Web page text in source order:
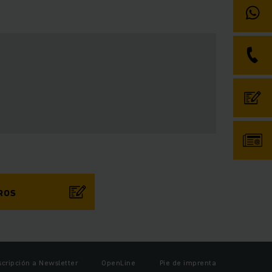
a Newsletter OpenLine Pie de imprenta